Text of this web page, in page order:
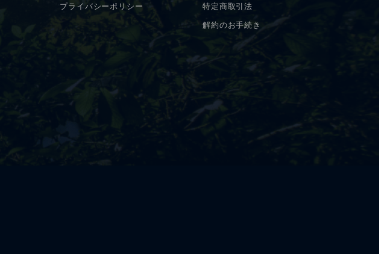
プライバシーポリシー 特定商取引法
解約のお手続き